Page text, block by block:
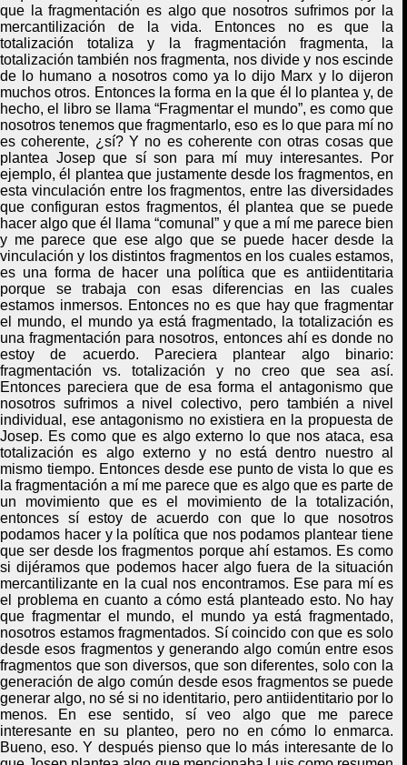
que la fragmentación es algo que nosotros sufrimos por la
mercantilización de la vida. Entonces no es que la
totalización totaliza y la fragmentación fragmenta, la
totalización también nos fragmenta, nos divide y nos escinde
de lo humano a nosotros como ya lo dijo Marx y lo dijeron
muchos otros. Entonces la forma en la que él lo plantea y, de
hecho, el libro se llama “Fragmentar el mundo”, es como que
nosotros tenemos que fragmentarlo, eso es lo que para mí no
es coherente, ¿sí? Y no es coherente con otras cosas que
plantea Josep que sí son para mí muy interesantes. Por
ejemplo, él plantea que justamente desde los fragmentos, en
esta vinculación entre los fragmentos, entre las diversidades
que configuran estos fragmentos, él plantea que se puede
hacer algo que él llama “comunal” y que a mí me parece bien
y me parece que ese algo que se puede hacer desde la
vinculación y los distintos fragmentos en los cuales estamos,
es una forma de hacer una política que es antiidentitaria
porque se trabaja con esas diferencias en las cuales
estamos inmersos. Entonces no es que hay que fragmentar
el mundo, el mundo ya está fragmentado, la totalización es
una fragmentación para nosotros, entonces ahí es donde no
estoy de acuerdo. Pareciera plantear algo binario:
fragmentación vs. totalización y no creo que sea así.
Entonces pareciera que de esa forma el antagonismo que
nosotros sufrimos a nivel colectivo, pero también a nivel
individual, ese antagonismo no existiera en la propuesta de
Josep. Es como que es algo externo lo que nos ataca, esa
totalización es algo externo y no está dentro nuestro al
mismo tiempo. Entonces desde ese punto de vista lo que es
la fragmentación a mí me parece que es algo que es parte de
un movimiento que es el movimiento de la totalización,
entonces sí estoy de acuerdo con que lo que nosotros
podamos hacer y la política que nos podamos plantear tiene
que ser desde los fragmentos porque ahí estamos. Es como
si dijéramos que podemos hacer algo fuera de la situación
mercantilizante en la cual nos encontramos. Ese para mí es
el problema en cuanto a cómo está planteado esto. No hay
que fragmentar el mundo, el mundo ya está fragmentado,
nosotros estamos fragmentados. Sí coincido con que es solo
desde esos fragmentos y generando algo común entre esos
fragmentos que son diversos, que son diferentes, solo con la
generación de algo común desde esos fragmentos se puede
generar algo, no sé si no identitario, pero antiidentitario por lo
menos. En ese sentido, sí veo algo que me parece
interesante en su planteo, pero no en cómo lo enmarca.
Bueno, eso. Y después pienso que lo más interesante de lo